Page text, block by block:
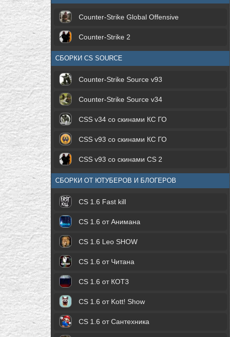
Counter-Strike Global Offensive
Counter-Strike 2
СБОРКИ CS SOURCE
Counter-Strike Source v93
Counter-Strike Source v34
CSS v34 со скинами КС ГО
CSS v93 со скинами КС ГО
CSS v93 со скинами CS 2
СБОРКИ ОТ ЮТУБЕРОВ И БЛОГЕРОВ
CS 1.6 Fast kill
CS 1.6 от Анимана
CS 1.6 Leo SHOW
CS 1.6 от Читана
CS 1.6 от КОТ3
CS 1.6 от Kott! Show
CS 1.6 от Сантехника